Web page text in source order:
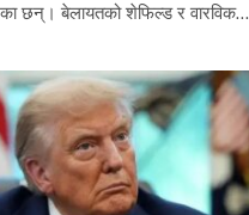
छन्। बेलायतको शेफिल्ड र वारविक…